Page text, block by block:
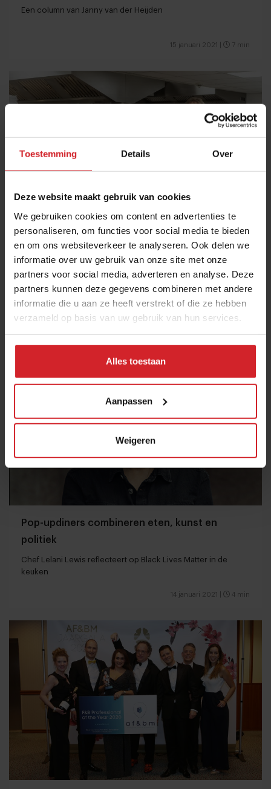
Toestemming Details Over
Deze website maakt gebruik van cookies
We gebruiken cookies om content en advertenties te
personaliseren, om functies voor social media te bieden
en om ons websiteverkeer te analyseren. Ook delen we
informatie over uw gebruik van onze site met onze
partners voor social media, adverteren en analyse. Deze
partners kunnen deze gegevens combineren met andere
informatie die u aan ze heeft verstrekt of die ze hebben
verzameld op basis van uw gebruik van hun services.
Alles toestaan
Aanpassen
Weigeren
Een column van Janny van der Heijden
15 januari 2021 7 min
Hoe kijken topchefs naar de verlenging van de
lockdown?
Onzekerheid vreet aan patrons cuisiniers, maar ze blijven
14 januari 2021 | 3 min
Pop-updiners combineren eten, kunst en
politiek
Chef Lelani Lewis reflecteert op Black Lives Matter in de
keuken
14 januari 2021 4 min